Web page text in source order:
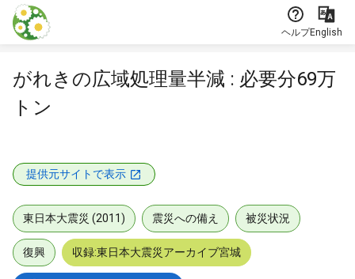
本文に飛ぶ
ヘルプEnglish
がれきの広域処理量半減 : 必要分69万
トン
提供元サイトで表示
東日本大震災 (2011) 震災への備え 被災状況
復興 収録:東日本大震災アーカイブ宮城